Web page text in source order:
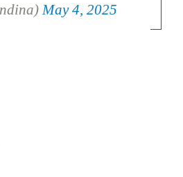
May 4, 2025